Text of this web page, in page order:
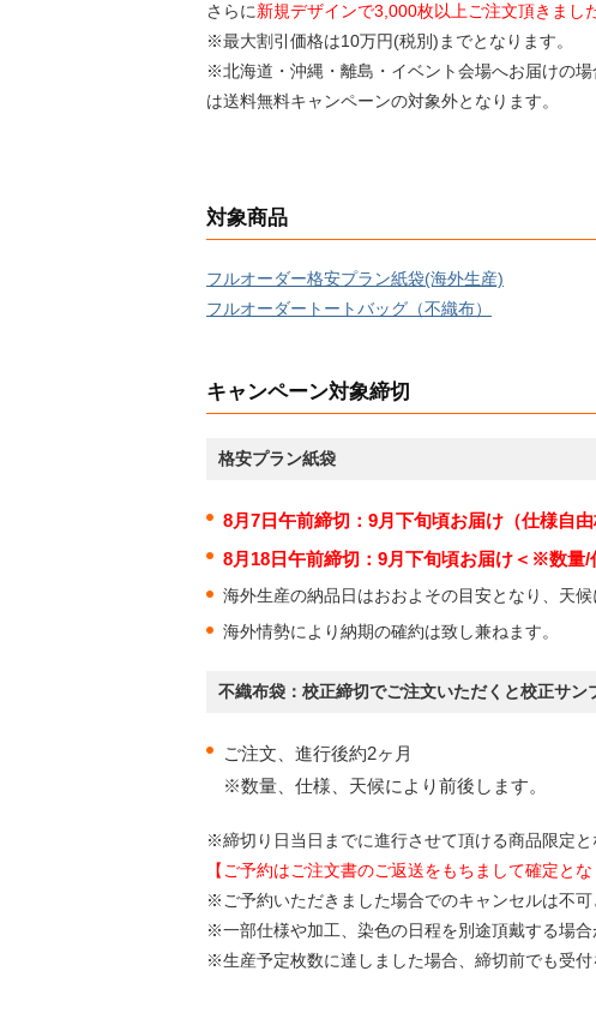
さらに新規デザインで3,000枚以上ご注文頂きまし
※最大割引価格は10万円(税別)までとなります。
※北海道・沖縄・離島・イベント会場へお届けの
は送料無料キャンペーンの対象外となります。
対象商品
フルオーダー格安プラン紙袋(海外生産)
フルオーダートートバッグ（不織布）
キャンペーン対象締切
格安プラン紙袋
8月7日午前締切：9月下旬頃お届け（仕様自由
8月18日午前締切：9月下旬頃お届け＜※数量/
海外生産の納品日はおおよその目安となり、天候
海外情勢により納期の確約は致し兼ねます。
不織布袋：校正締切でご注文いただくと校正サン
ご注文、進行後約2ヶ月
※数量、仕様、天候により前後します。
※締切り日当日までに進行させて頂ける商品限定と
【ご予約はご注文書のご返送をもちまして確定とな
※ご予約いただきました場合でのキャンセルは不可
※一部仕様や加工、染色の日程を別途頂戴する場合
※生産予定枚数に達しました場合、締切前でも受